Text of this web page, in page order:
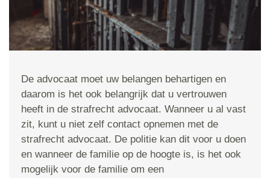
De advocaat moet uw belangen behartigen en
daarom is het ook belangrijk dat u vertrouwen
heeft in de strafrecht advocaat. Wanneer u al vast
zit, kunt u niet zelf contact opnemen met de
strafrecht advocaat. De politie kan dit voor u doen
en wanneer de familie op de hoogte is, is het ook
mogelijk voor de familie om een